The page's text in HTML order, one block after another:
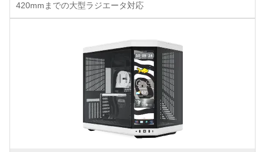
420mmまでの大型ラジエータ対応